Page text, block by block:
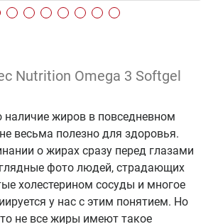
Nutrition Omega 3 Softgel
наличие жиров в повседневном
весьма полезно для здоровья.
о жирах сразу перед глазами
фото людей, страдающих
холестерином сосуды и многое
у нас с этим понятием. Но
не все жиры имеют такое